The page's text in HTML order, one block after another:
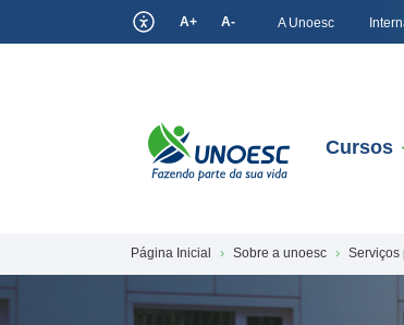
A+ A- A Unoesc
Cursos
Página Inicial Sobre a unoesc Serviços